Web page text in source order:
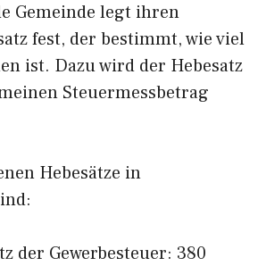
Gemeinde legt ihren
fest, der bestimmt, wie viel
ist. Dazu wird der Hebesatz
Steuermessbetrag
Hebesätze in
der Gewerbesteuer: 380